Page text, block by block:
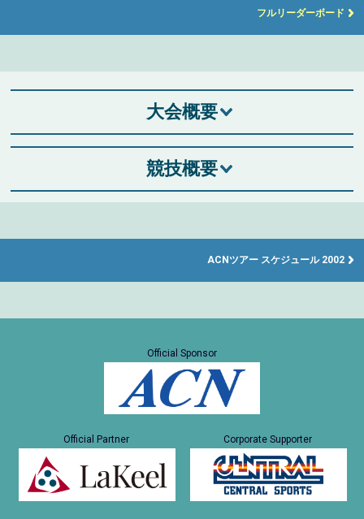
フルリーダーボード
大会概要
競技概要
ACNツアー スケジュール 2002
Official Sponsor
Official Partner Corporate Supporter